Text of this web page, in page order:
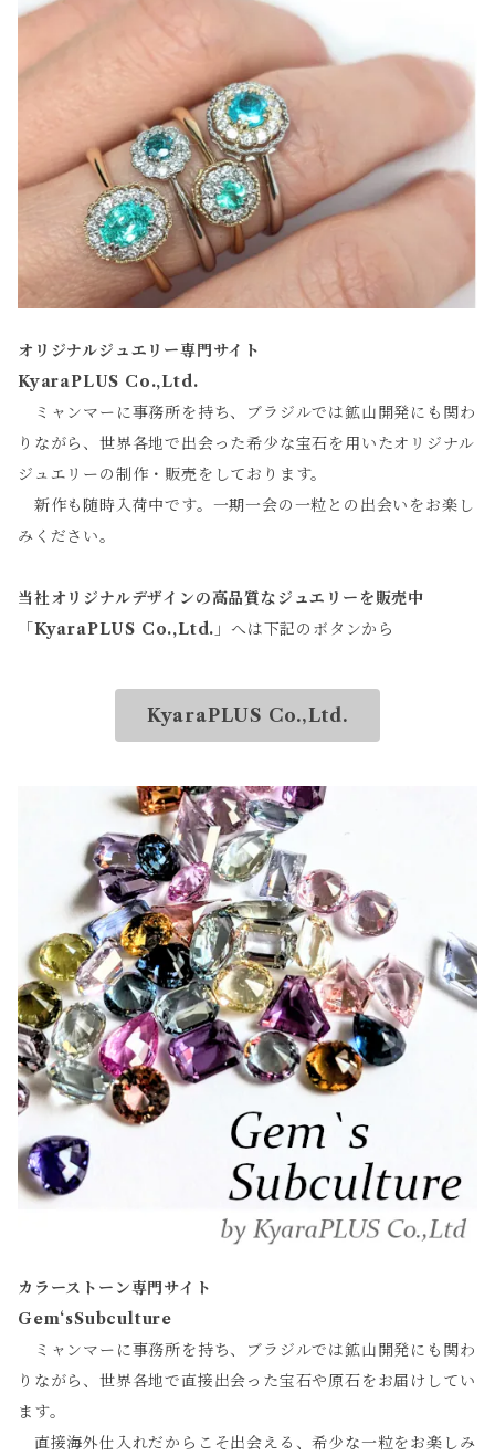
オリジナルジュエリー専門サイト
KyaraPLUS Co.,Ltd.
ミャンマーに事務所を持ち、ブラジルでは鉱山開発にも関わ
りながら、世界各地で出会った希少な宝石を用いたオリジナル
ジュエリーの制作・販売をしております。
新作も随時入荷中です。一期一会の一粒との出会いをお楽し
みください。
当社オリジナルデザインの高品質なジュエリーを販売中
「KyaraPLUS Co.,Ltd. 」へは下記のボタンから
KyaraPLUS Co.,Ltd.
カラーストーン専門サイト
Gem‘sSubculture
ミャンマーに事務所を持ち、ブラジルでは鉱山開発にも関わ
りながら、世界各地で直接出会った宝石や原石をお届けしてい
ます。
直接海外仕入れだからこそ出会える、希少な一粒をお楽しみ